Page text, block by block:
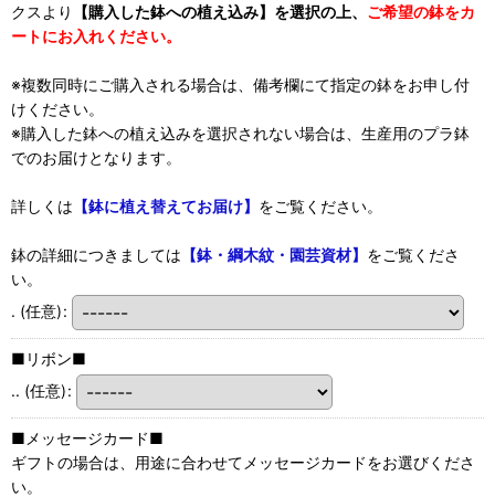
クスより
【購入した鉢への植え込み】を選択の上、 ご希望の鉢をカ
ートにお入れください。
※複数同時にご購入される場合は、備考欄にて指定の鉢をお申し付
けください。
※購入した鉢への植え込みを選択されない場合は、生産用のプラ鉢
でのお届けとなります。
詳しくは 【鉢に植え替えてお届け】 をご覧ください。
鉢の詳細につきましては 【鉢・綱木紋・園芸資材】 をご覧くださ
い。
. (任意):
■リボン■
.. (任意):
■メッセージカード■
ギフトの場合は、用途に合わせてメッセージカードをお選びくださ
い。